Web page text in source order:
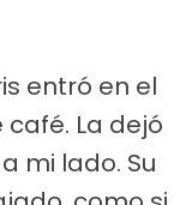
entró en el
La dejó
mi lado. Su